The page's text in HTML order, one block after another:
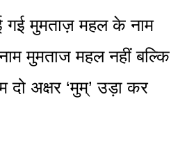
गई मुमताज़ महल के नाम
मुमताज महल नहीं बल्कि
अक्षर ‘मुम्’ उड़ा कर